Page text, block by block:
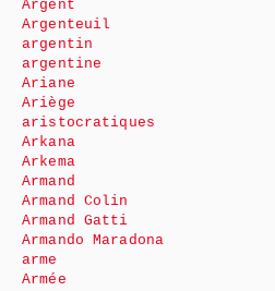
Argent
Argenteuil
argentin
argentine
Ariane
Ariège
aristocratiques
Arkana
Arkema
Armand
Armand Colin
Armand Gatti
Armando Maradona
arme
Armée